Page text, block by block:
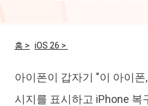
iOS
iAnyGo
홈 > iOS 26 >
아이폰이 갑자기 "이 아이
시지를 표시하고 iPhone 복